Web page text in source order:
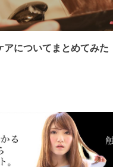
アについてまとめてみた